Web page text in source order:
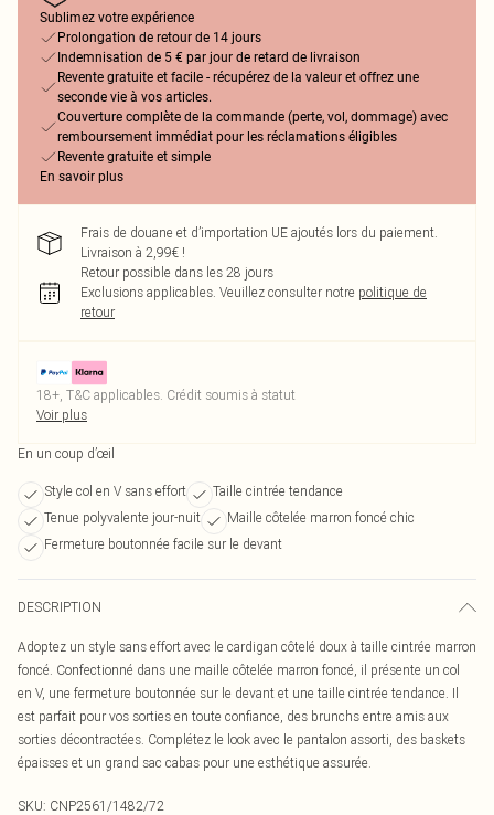
Sublimez votre expérience
Prolongation de retour de 14 jours
Indemnisation de 5 € par jour de retard de livraison
Revente gratuite et facile - récupérez de la valeur et offrez une
seconde vie à vos articles.
Couverture complète de la commande (perte, vol, dommage) avec
remboursement immédiat pour les réclamations éligibles
Revente gratuite et simple
En savoir plus
Frais de douane et d’importation UE ajoutés lors du paiement.
Livraison à 2,99€ !
Retour possible dans les 28 jours
Exclusions applicables. Veuillez consulter notre politique de
retour
18+, T&C applicables. Crédit soumis à statut
Voir plus
En un coup d’œil
Style col en V sans effort
Taille cintrée tendance
Tenue polyvalente jour-nuit
Maille côtelée marron foncé chic
Fermeture boutonnée facile sur le devant
DESCRIPTION
Adoptez un style sans effort avec le cardigan côtelé doux à taille cintrée marron
foncé. Confectionné dans une maille côtelée marron foncé, il présente un col
en V, une fermeture boutonnée sur le devant et une taille cintrée tendance. Il
est parfait pour vos sorties en toute confiance, des brunchs entre amis aux
sorties décontractées. Complétez le look avec le pantalon assorti, des baskets
épaisses et un grand sac cabas pour une esthétique assurée.
SKU: CNP2561/1482/72